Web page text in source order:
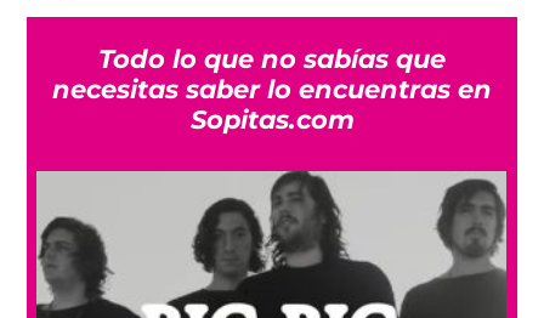
Todo lo que no sabías que
necesitas saber lo encuentras en
Sopitas.com